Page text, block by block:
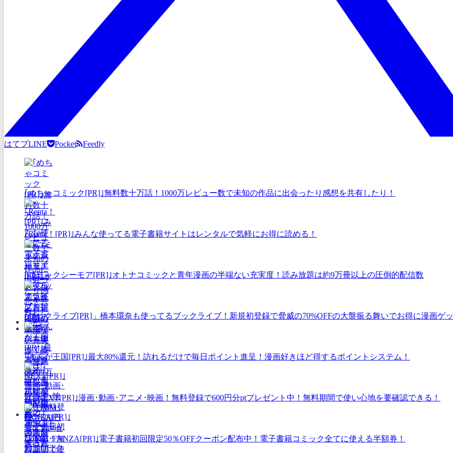
はてブLINE Pocket Feedly
｢めちゃコミック[PR]｣無料数十万話！1000万レビュー数で未知の作品に出会ったり感想を共有したり！
｢Renta！[PR]｣みんな使ってる電子書籍サイトはレンタルで気軽にお得に読める！
｢コミックシーモア[PR]｣オトナコミックと青年漫画の半端ない充実度！読み放題は約9万冊以上の圧倒的配信数
｢ブックライブ[PR]」橋本環奈も使ってるブックライブ！新規初登録で脅威の70%OFFの大盤振る舞いでお得に漫画ゲ
｢まんが王国[PR]｣最大80%還元！訪れるだけで毎日ポイント進呈！漫画好きほど得するポイントシステム！
｢U-NEXT[PR]｣漫画･動画･アニメ･映画！無料登録で600円分ptプレゼント中！無料期間で使い心地を要確認できる！
｢DMM･FANZA[PR]｣電子書籍初回限定50％OFFクーポン配布中！電子書籍コミック全てに使える半額券！